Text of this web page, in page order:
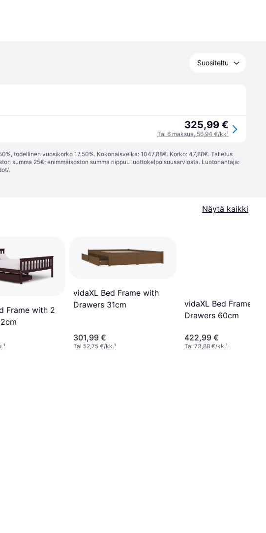
Suositeltu
325,99 €
Tai 6 maksua, 56,94 €/kk¹
todellinen vuosikorko 17,50%. Kokonaisvelka: 1047,88€. Korko: 47,88€. Talletus
summa 25€; enimmäisoston summa riippuu luottokelpoisuusarviosta. Luotonantaja:
.
Näytä kaikki
Frame with 2
¹
vidaXL Bed Frame with
Drawers 31cm
301,99 €
Tai 52,75 €/kk.¹
vidaXL Bed Frame
Drawers 60cm
422,99 €
Tai 73,88 €/kk.¹